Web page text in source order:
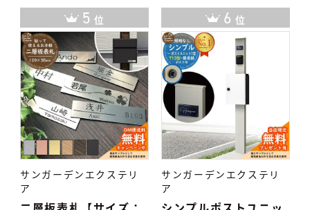
6 位
サンガーデンエクステリ
ア
7 位
サンガーデンエクステリ
ア